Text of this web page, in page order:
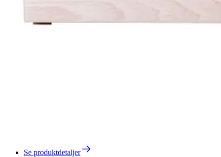
Se produktdetaljer